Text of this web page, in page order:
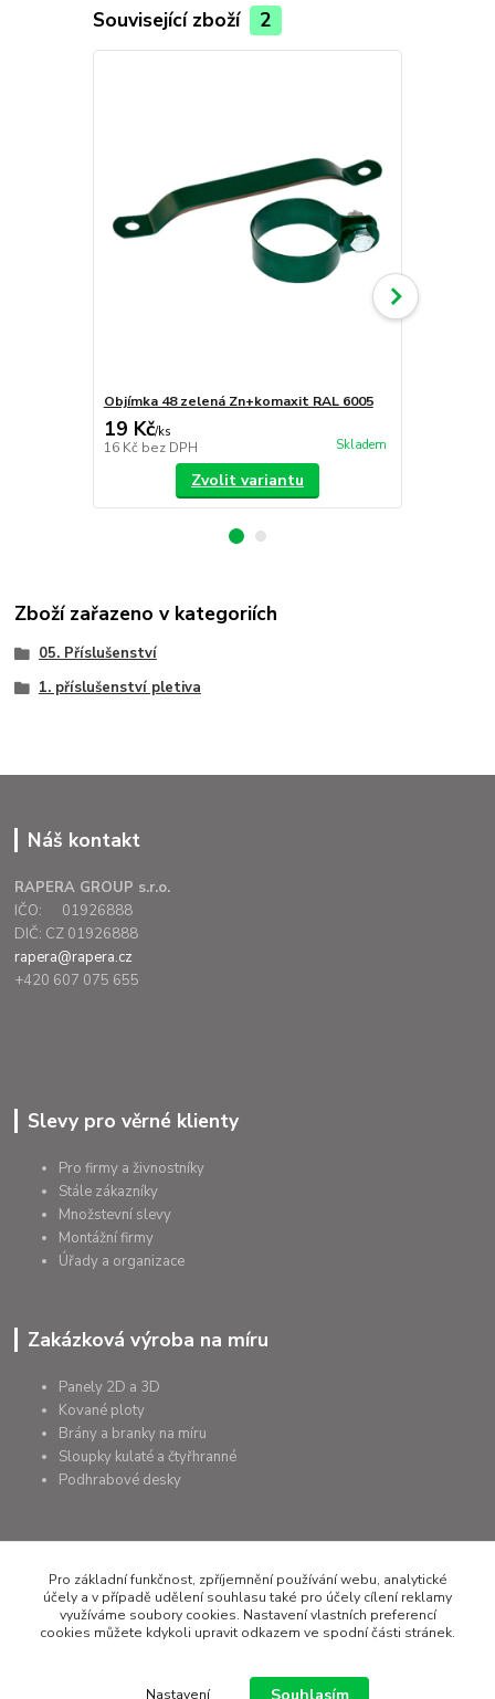
Související zboží 2
Objímka 48 zelená Zn+komaxit RAL 6005
19 Kč/ks
16 Kč bez DPH Skladem
Zvolit variantu
Zboží zařazeno v kategoriích
05. Příslušenství
1. příslušenství pletiva
Náš kontakt
RAPERA GROUP s.r.o.
IČO: 01926888
DIČ: CZ 01926888
rapera@rapera.cz
+420 607 075 655
Slevy pro věrné klienty
Pro firmy a živnostníky
Stále zákazníky
Množstevní slevy
Montážní firmy
Úřady a organizace
Zakázková výroba na míru
Panely 2D a 3D
Kované ploty
Brány a branky na míru
Sloupky kulaté a čtyřhranné
Podhrabové desky
+420 607 075 655
rapera@rapera.cz
Pro základní funkčnost, zpříjemnění používání webu, analytické
účely a v případě udělení souhlasu také pro účely cílení reklamy
využíváme soubory cookies. Nastavení vlastních preferencí
cookies můžete kdykoli upravit odkazem ve spodní části stránek.
Nastavení